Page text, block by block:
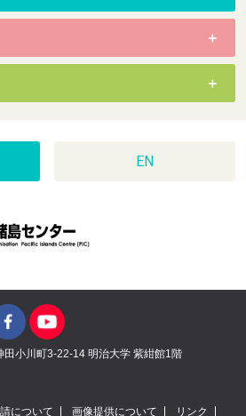
EN
小川町3-22-14 明治大学 紫紺館1階
について 画像提供について リンク